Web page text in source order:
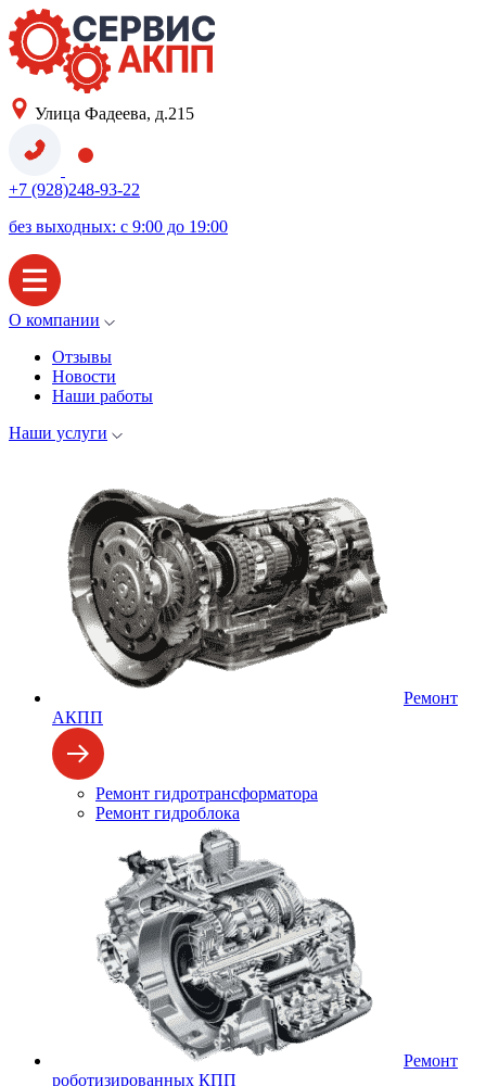
Улица Фадеева, д.215
+7 (928)248-93-22
без выходных: с 9:00 до 19:00
О компании
Отзывы
Новости
Наши работы
Наши услуги
Ремонт
АКПП
Ремонт гидротрансформатора
Ремонт гидроблока
Ремонт
роботизированных КПП